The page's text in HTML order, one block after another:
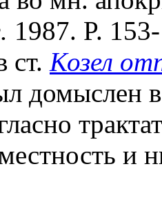
1987. P.
ст. Козел
домыслен
и